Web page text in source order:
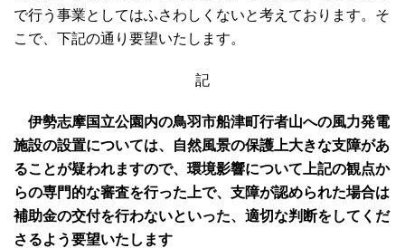
で行う事業としてはふさわしくないと考えております。そ
こで、下記の通り要望いたします。
記
伊勢志摩国立公園内の鳥羽市船津町行者山への風力発電
施設の設置については、自然風景の保護上大きな支障があ
ることが疑われますので、環境影響について上記の観点か
らの専門的な審査を行った上で、支障が認められた場合は
補助金の交付を行わないといった、適切な判断をしてくだ
さるよう要望いたします